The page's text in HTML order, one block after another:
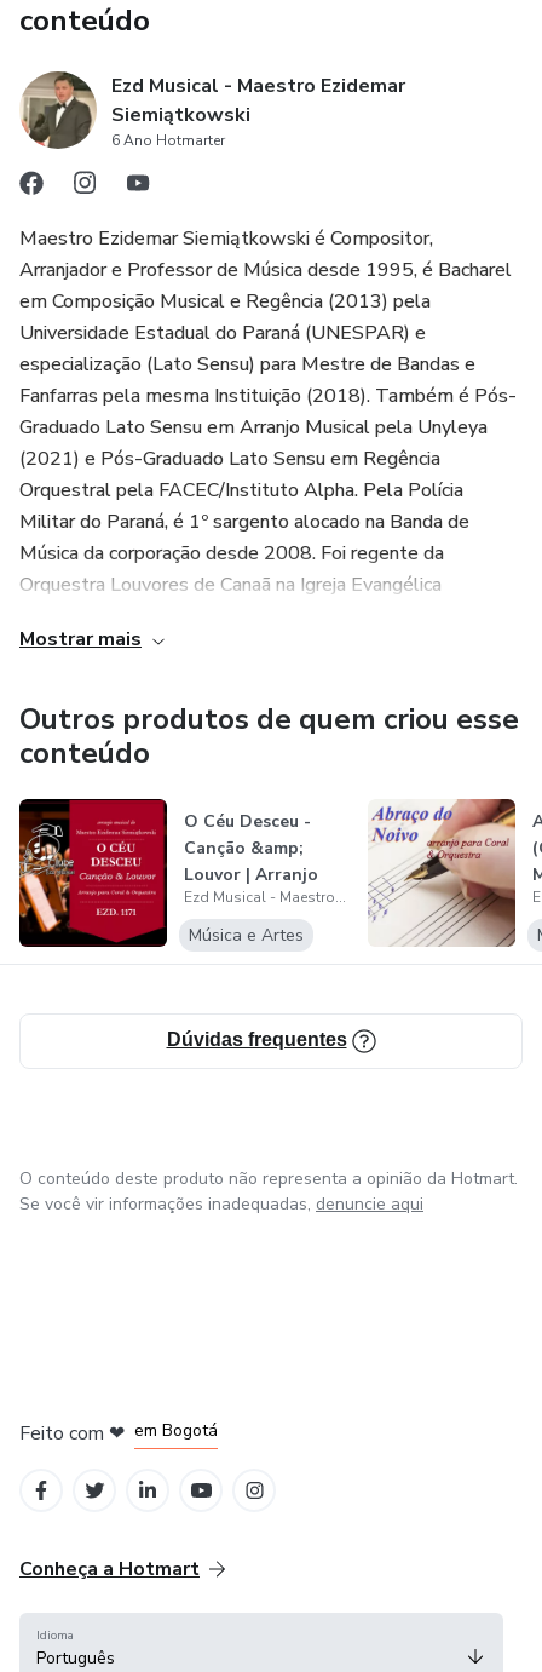
conteúdo
Ezd Musical - Maestro Ezidemar
Siemiątkowski
6 Ano Hotmarter
Maestro Ezidemar Siemiątkowski é Compositor,
Arranjador e Professor de Música desde 1995, é Bacharel
em Composição Musical e Regência (2013) pela
Universidade Estadual do Paraná (UNESPAR) e
especialização (Lato Sensu) para Mestre de Bandas e
Fanfarras pela mesma Instituição (2018). Também é Pós-
Graduado Lato Sensu em Arranjo Musical pela Unyleya
(2021) e Pós-Graduado Lato Sensu em Regência
Orquestral pela FACEC/Instituto Alpha. Pela Polícia
Militar do Paraná, é 1º sargento alocado na Banda de
Música da corporação desde 2008. Foi regente da
Orquestra Louvores de Canaã na Igreja Evangélica
Igreja Evangélica Assembleia de Deus do bairro Hauer em
Curitiba - PR, na qual congrega desde 2024..
Currículo Lattes:
http://lattes.cnpq.br/2601119192322078
Mostrar mais
Outros produtos de quem criou esse
conteúdo
O Céu Desceu -
Canção &amp;
Louvor | Arranjo
para Coral &amp...Ezd Musical - Maestro Ezidemar Siemiątkowski
Música e Artes
Dúvidas frequentes
O conteúdo deste produto não representa a opinião da Hotmart.
Se você vir informações inadequadas, denuncie aqui
Feito com ❤ em Bogotá
Conheça a Hotmart
Idioma
Português